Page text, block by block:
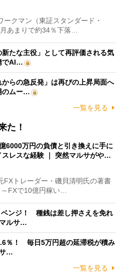
クマン（東証スタンダード・
あまりで約34％下落…
たな主役」として再評価される気
でAI…
らの急反発」は再びの上昇局面へ
のムー…
一覧を見る
た！
6000万円の負債と引き換えに手に
スレスな経験 ｜ 突然マルサがや…
トレーダー・磯貝清明氏の著書
～FXで10億円稼い…
ベンジ！ 種銭は差し押さえを免れ
ルサ…
％！ 毎日5万円超の延滞税が積み
…
一覧を見る